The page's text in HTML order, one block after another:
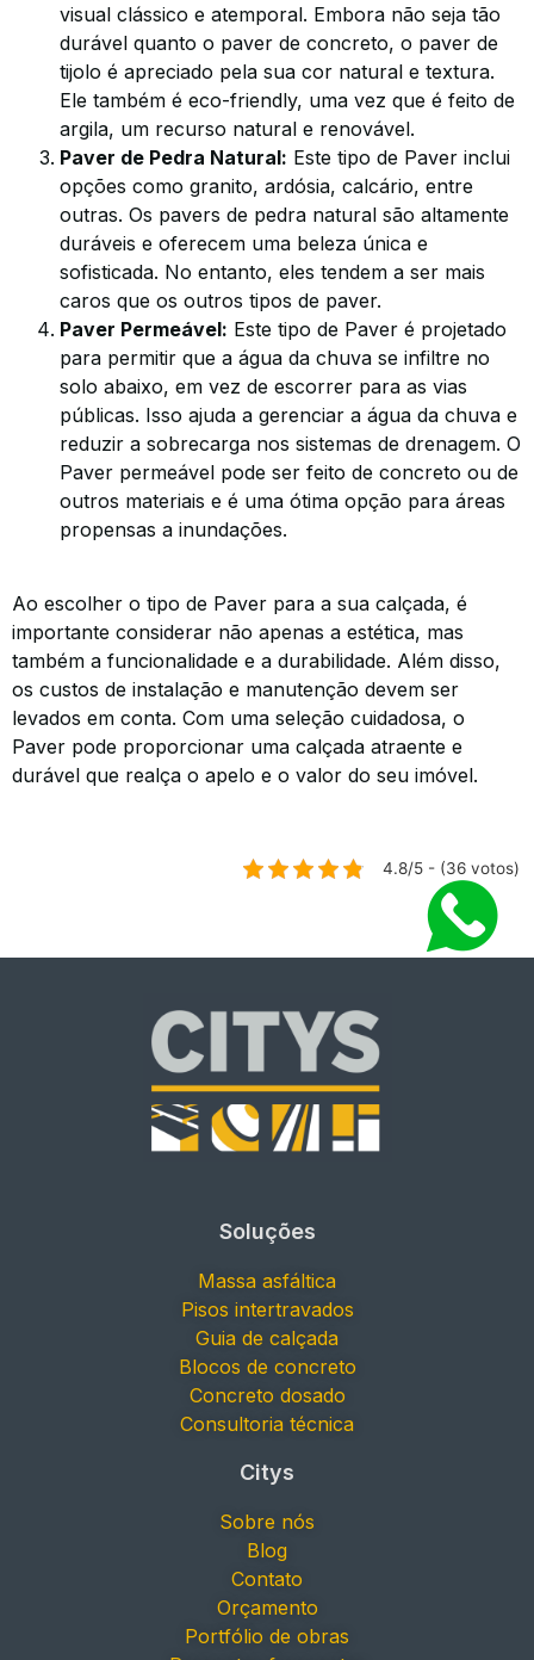
visual clássico e atemporal. Embora não seja tão
durável quanto o paver de concreto, o paver de
tijolo é apreciado pela sua cor natural e textura.
Ele também é eco-friendly, uma vez que é feito de
argila, um recurso natural e renovável.
Paver de Pedra Natural: Este tipo de Paver inclui
opções como granito, ardósia, calcário, entre
outras. Os pavers de pedra natural são altamente
duráveis e oferecem uma beleza única e
sofisticada. No entanto, eles tendem a ser mais
caros que os outros tipos de paver.
Paver Permeável: Este tipo de Paver é projetado
para permitir que a água da chuva se infiltre no
solo abaixo, em vez de escorrer para as vias
públicas. Isso ajuda a gerenciar a água da chuva e
reduzir a sobrecarga nos sistemas de drenagem. O
Paver permeável pode ser feito de concreto ou de
outros materiais e é uma ótima opção para áreas
propensas a inundações.
Ao escolher o tipo de Paver para a sua calçada, é
importante considerar não apenas a estética, mas
também a funcionalidade e a durabilidade. Além disso,
os custos de instalação e manutenção devem ser
levados em conta. Com uma seleção cuidadosa, o
Paver pode proporcionar uma calçada atraente e
durável que realça o apelo e o valor do seu imóvel.
4.8/5 - (36 votos)
Soluções
Massa asfáltica
Pisos intertravados
Guia de calçada
Blocos de concreto
Concreto dosado
Consultoria técnica
Citys
Sobre nós
Blog
Contato
Orçamento
Portfólio de obras